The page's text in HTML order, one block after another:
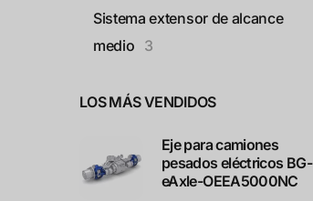
Sistema extensor de alcance
medio 3
LOS MÁS VENDIDOS
Eje para camiones
pesados eléctricos BG-
eAxle-OEEA5000NC